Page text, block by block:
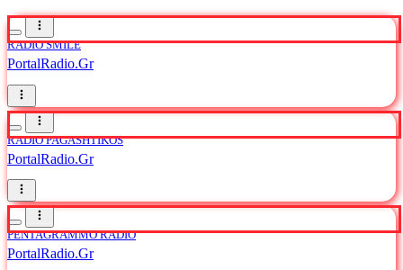
RADIO SMILE
PortalRadio.Gr
RADIO PAGASHTIKOS
PortalRadio.Gr
PENTAGRAMMO RADIO
PortalRadio.Gr